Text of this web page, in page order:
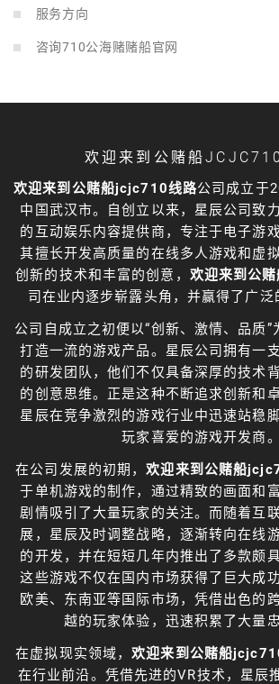
服务方向
咨询710公海赌赌船官网
欢迎来到公赌船
欢迎来到公赌船jcjc710线路公司成立于
中国武汉市。自创立以来，星辰公司致
的互动娱乐内容提供商，专注于电子游
其擅长开发高质量的在线多人游戏和虚
创新的技术和丰富的创意， 欢迎来到公
司在业内逐步崭露头角，并赢得了广泛
公司自成立之初便以“创新、激情、品质”
打造一流的游戏产品。星辰公司拥有一
的研发团队，他们不仅具备深厚的技术
的创意思维。正是这种不断追求创新和
星辰在竞争激烈的游戏行业中迅速站稳
玩家喜爱的游戏开发商。
在公司发展的初期，欢迎来到公赌船
于单机游戏的制作，通过精致的画面和
剧情吸引了大量玩家的关注。而随着互
展，星辰及时调整战略，逐渐转向在线
的开发，并在短短几年内推出了多款颇
这些游戏不仅在国内市场获得了巨大成
欧美、东南亚等国际市场，凭借出色的
越的玩家体验，迅速积累了大量忠
在虚拟现实领域，欢迎来到公赌船
在行业前沿。凭借先进的VR技术，星辰